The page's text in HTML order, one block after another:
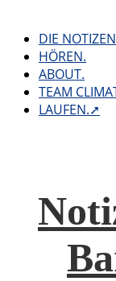
content
DIE
HÖREN.
ABOUT.
TEAM
LAUFEN.➚